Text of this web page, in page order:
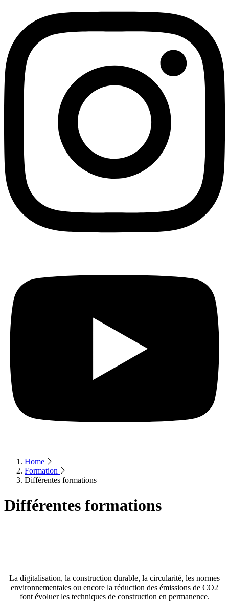
Home
Formation
Différentes formations
Différentes formations
La digitalisation, la construction durable, la circularité, les normes
environnementales ou encore la réduction des émissions de CO2
font évoluer les techniques de construction en permanence.